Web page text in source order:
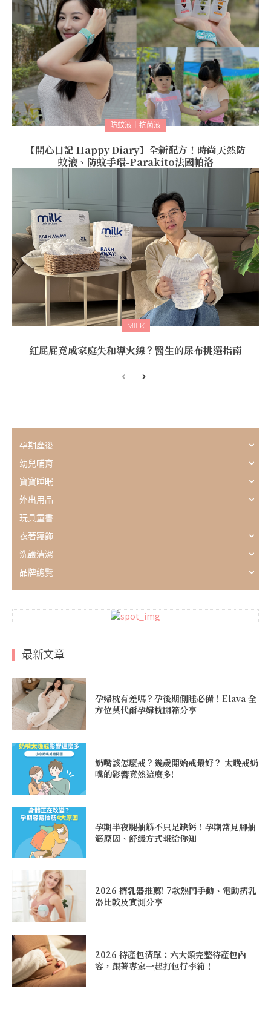
防蚊液｜抗菌液
【開心日記 Happy Diary】全新配方！時尚天然防
蚊液、防蚊手環-Parakito法國帕洛
MILK
紅屁屁竟成家庭失和導火線？醫生的尿布挑選指南
孕期產後
幼兒哺育
寶寶睡眠
外出用品
玩具童書
衣著寢飾
洗護清潔
品牌總覽
最新文章
孕婦枕有差嗎？孕後期側睡必備！Elava 全
方位莫代爾孕婦枕開箱分享
奶嘴該怎麼戒？幾歲開始戒最好？ 太晚戒奶
嘴的影響竟然這麼多!
孕期半夜腿抽筋不只是缺鈣！孕期常見腳抽
筋原因、舒緩方式報給你知
2026 擠乳器推薦! 7款熱門手動、電動擠乳
器比較及實測分享
2026 待產包清單：六大類完整待產包內
容，跟著專家一起打包行李箱！